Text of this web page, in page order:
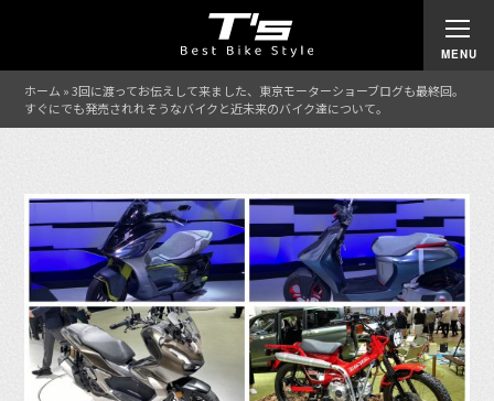
ホーム »3回に渡ってお伝えして来ました、東京モーターショーブログも最終回。
すぐにでも発売されれそうなバイクと近未来のバイク達について。